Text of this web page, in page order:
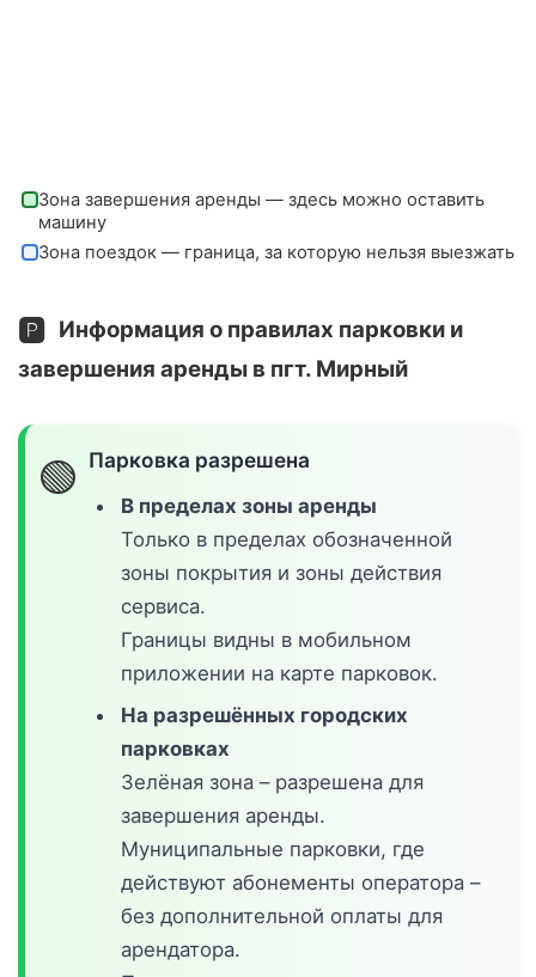
Зона завершения аренды — здесь можно оставить
машину
Зона поездок — граница, за которую нельзя выезжать
🅿️ Информация о правилах парковки и
завершения аренды в пгт. Мирный
🟢 Парковка разрешена
В пределах зоны аренды
Только в пределах обозначенной
зоны покрытия и зоны действия
сервиса.
Границы видны в мобильном
приложении на карте парковок.
На разрешённых городских
парковках
Зелёная зона – разрешена для
завершения аренды.
Муниципальные парковки, где
действуют абонементы оператора –
без дополнительной оплаты для
арендатора.